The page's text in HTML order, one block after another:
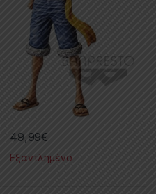
49,99€
Εξαντλημένο